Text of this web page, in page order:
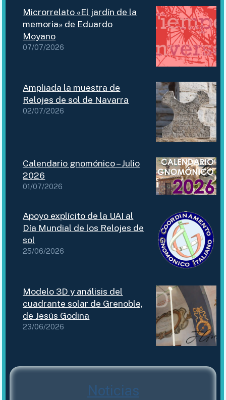
Microrrelato «El jardín de la
memoria» de Eduardo
Moyano
07/07/2026
Ampliada la muestra de
Relojes de sol de Navarra
02/07/2026
Calendario gnomónico – Julio
2026
01/07/2026
Apoyo explícito de la UAI al
Día Mundial de los Relojes de
sol
25/06/2026
Modelo 3D y análisis del
cuadrante solar de Grenoble,
de Jesús Godina
23/06/2026
Noticias